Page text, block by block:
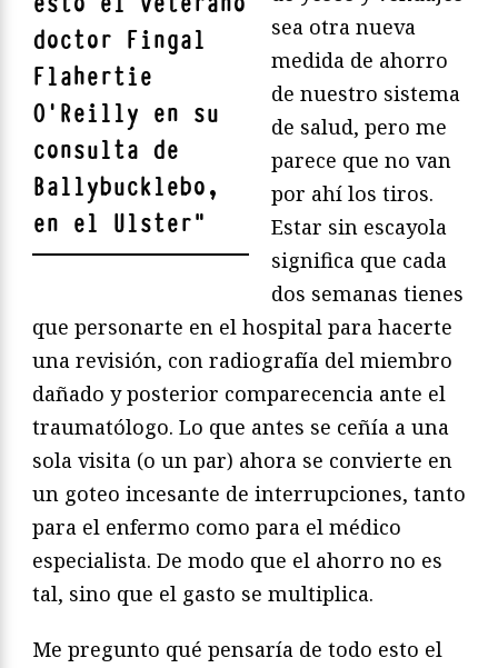
doctor Fingal
Flahertie
O'Reilly en su
consulta de
Ballybucklebo,
en el Ulster"
sea otra nueva
medida de ahorro
de nuestro sistema
de salud, pero me
parece que no van
por ahí los tiros.
Estar sin escayola
significa que cada
dos semanas tienes
que personarte en el hospital para hacerte
una revisión, con radiografía del miembro
dañado y posterior comparecencia ante el
traumatólogo. Lo que antes se ceñía a una
sola visita (o un par) ahora se convierte en
un goteo incesante de interrupciones, tanto
para el enfermo como para el médico
especialista. De modo que el ahorro no es
tal, sino que el gasto se multiplica.
Me pregunto qué pensaría de todo esto el